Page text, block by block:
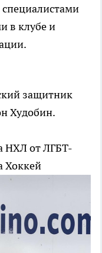
специалистами
в клубе и
защитник
Худобин.
НХЛ от ЛГБТ-
Хоккей